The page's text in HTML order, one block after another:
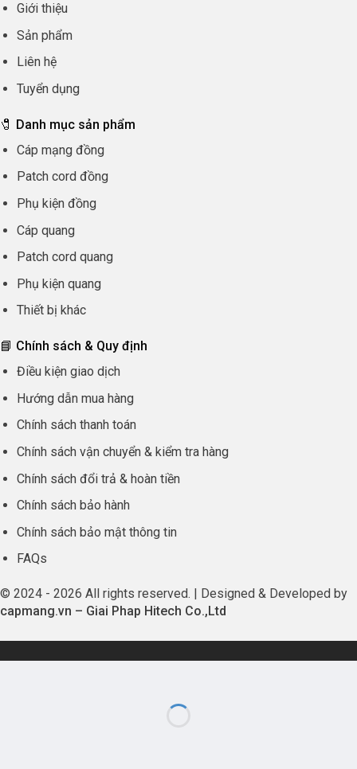
Giới thiệu
Sản phẩm
Liên hệ
Tuyển dụng
🧷 Danh mục sản phẩm
Cáp mạng đồng
Patch cord đồng
Phụ kiện đồng
Cáp quang
Patch cord quang
Phụ kiện quang
Thiết bị khác
📘 Chính sách & Quy định
Điều kiện giao dịch
Hướng dẫn mua hàng
Chính sách thanh toán
Chính sách vận chuyển & kiểm tra hàng
Chính sách đổi trả & hoàn tiền
Chính sách bảo hành
Chính sách bảo mật thông tin
FAQs
© 2024 - 2026 All rights reserved. | Designed & Developed by
capmang.vn – Giai Phap Hitech Co.,Ltd